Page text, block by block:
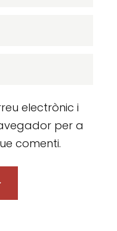
electrònic i
per a
comenti.